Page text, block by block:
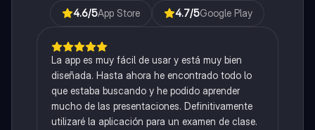
4.6/5App Store 4.7/5Google Play
La app es muy fácil de usar y está muy bien
diseñada. Hasta ahora he encontrado todo lo
que estaba buscando y he podido aprender
mucho de las presentaciones. Definitivamente
utilizaré la aplicación para un examen de clase.